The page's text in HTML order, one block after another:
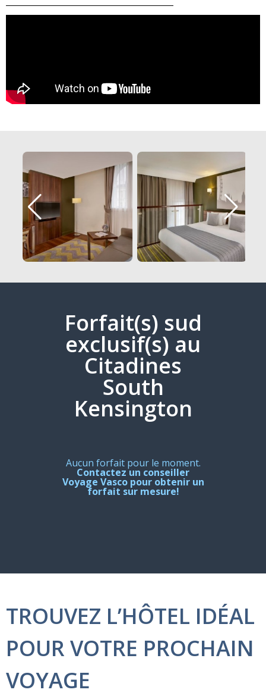
Forfait(s) sud
exclusif(s) au
Citadines
South
Kensington
Aucun forfait pour le moment.
Contactez un conseiller
Voyage Vasco pour obtenir un
forfait sur mesure!
TROUVEZ L’HÔTEL IDÉAL
POUR VOTRE PROCHAIN
VOYAGE